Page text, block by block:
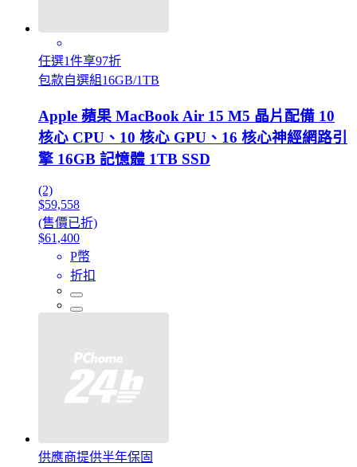
任選1件享97折
包款自選組16GB/1TB
Apple 蘋果 MacBook Air 15 M5 晶片配備 10
核心 CPU、10 核心 GPU、16 核心神經網路引
擎 16GB 記憶體 1TB SSD
(2)
$59,558
(售價已折)
$61,400
P幣
折扣
供應商提供半年保固